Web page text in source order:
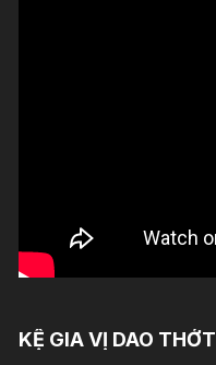
KỆ GIA VỊ DAO THỚT